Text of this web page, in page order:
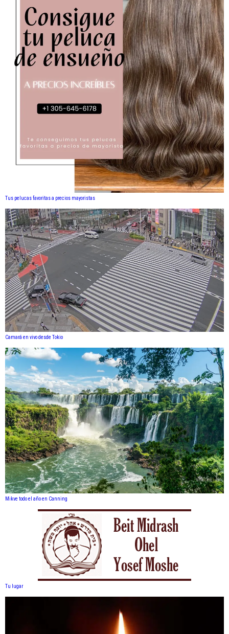
Tus pelucas favoritas a precios mayoristas
Camará en vivo desde Tokio
Mikve todo el año en Canning
Tu lugar